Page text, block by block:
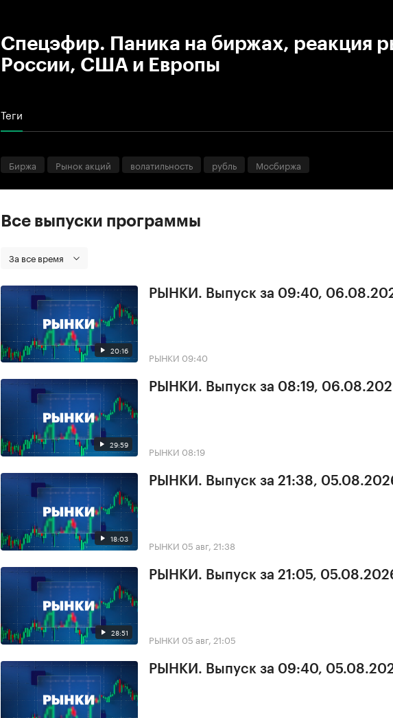
Спецэфир. Паника на биржах, реакция
России, США и Европы
Теги
Биржа Рынок акций волатильность рубль Мосбиржа
Все выпуски программы
За все время
20:16
РЫНКИ. Выпуск за 09:40,
РЫНКИ 09:40
29:59
РЫНКИ. Выпуск за 08:19,
РЫНКИ 08:19
18:03
РЫНКИ. Выпуск за 21:38,
РЫНКИ 05 авг, 21:38
28:51
РЫНКИ. Выпуск за 21:05,
РЫНКИ 05 авг, 21:05
РЫНКИ. Выпуск за 09:40,